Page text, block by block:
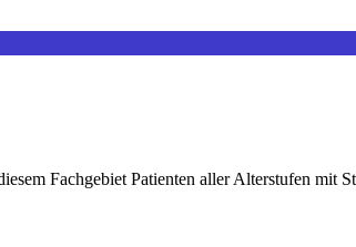
Fachgebiet Patienten aller Alterstufen mit